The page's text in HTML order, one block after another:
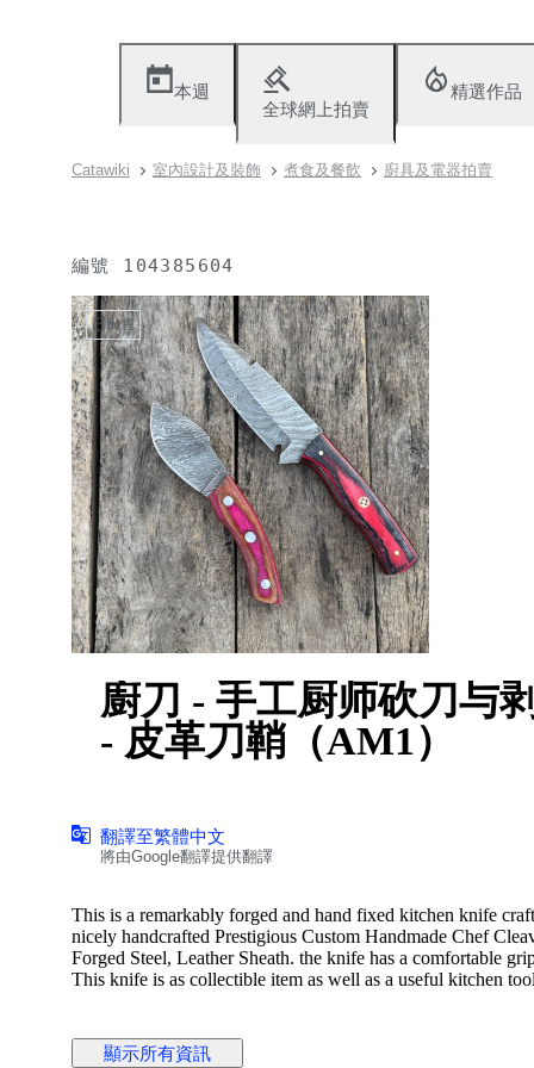
本週
全球網上拍賣
精選作品
Catawiki 室內設計及裝飾 煮食及餐飲 廚具及電器拍賣
編號 104385604
已出售
廚刀 - 手工厨师砍刀与
- 皮革刀鞘（AM1）
翻譯至繁體中文
將由Google翻譯提供翻譯
This is a remarkably forged and hand fixed kitchen knife
nicely handcrafted Prestigious Custom Handmade Chef
Forged Steel, Leather Sheath. the knife has a comfortable
This knife is as collectible item as well as a useful kitchen
顯示所有資訊